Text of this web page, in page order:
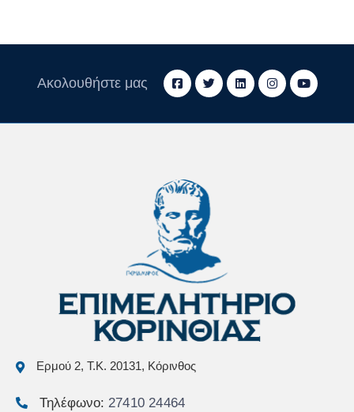
Ακολουθήστε μας
Ερμού 2, Τ.Κ. 20131, Κόρινθος
Τηλέφωνο: 27410 24464